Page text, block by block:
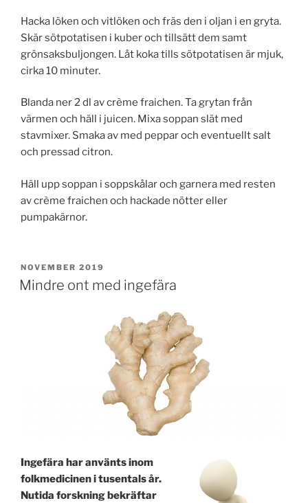
Hacka löken och vitlöken och fräs den i oljan i en gryta.
Skär sötpotatisen i kuber och tillsätt dem samt
grönsaksbuljongen. Låt koka tills sötpotatisen är mjuk,
cirka 10 minuter.
Blanda ner 2 dl av crème fraichen. Ta grytan från
värmen och häll i juicen. Mixa soppan slät med
stavmixer. Smaka av med peppar och eventuellt salt
och pressad citron.
Häll upp soppan i soppskålar och garnera med resten
av crème fraichen och hackade nötter eller
pumpakärnor.
PUBLICERAT
NOVEMBER 2019
Mindre ont med ingefära
Ingefära har använts inom
folkmedicinen i tusentals år.
Nutida forskning bekräftar